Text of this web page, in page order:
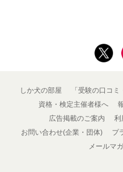
しか犬の部屋 「受験の口コ
資格・検定主催者様へ
広告掲載のご案内
利
お問い合わせ(企業・団体)
プ
メールマ